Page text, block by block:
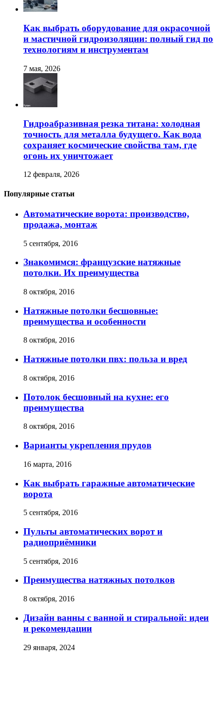
Как выбрать оборудование для окрасочной
и мастичной гидроизоляции: полный гид по
технологиям и инструментам
7 мая, 2026
Гидроабразивная резка титана: холодная
точность для металла будущего. Как вода
сохраняет космические свойства там, где
огонь их уничтожает
12 февраля, 2026
Популярные статьи
Автоматические ворота: производство,
продажа, монтаж
5 сентября, 2016
Знакомимся: французские натяжные
потолки. Их преимущества
8 октября, 2016
Натяжные потолки бесшовные:
преимущества и особенности
8 октября, 2016
Натяжные потолки пвх: польза и вред
8 октября, 2016
Потолок бесшовный на кухне: его
преимущества
8 октября, 2016
Варианты укрепления прудов
16 марта, 2016
Как выбрать гаражные автоматические
ворота
5 сентября, 2016
Пульты автоматических ворот и
радиоприёмники
5 сентября, 2016
Преимущества натяжных потолков
8 октября, 2016
Дизайн ванны с ванной и стиральной: идеи
и рекомендации
29 января, 2024